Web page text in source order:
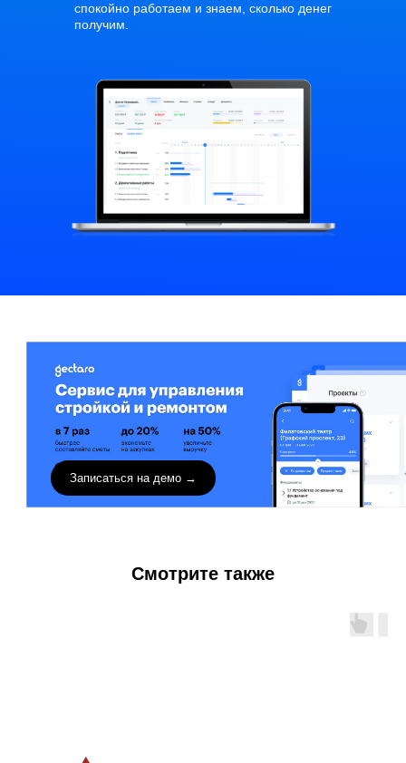
спокойно работаем и знаем, сколько денег
получим.
Записаться на демо →
Смотрите также